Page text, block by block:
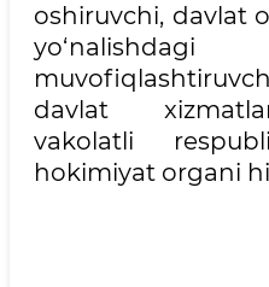
oshiruvchi, davlat
davlat
vakolatli
hokimiyat organi